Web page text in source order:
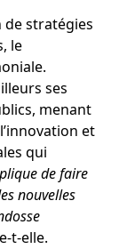
de stratégies
le
ses
menant
et
qui
de faire
nouvelles
t-elle.